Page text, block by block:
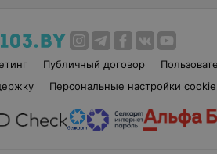
Публичный договор
Персональные настройки cookie